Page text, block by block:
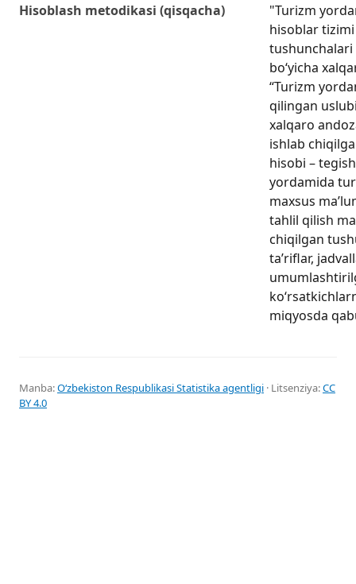
Hisoblash metodikasi (qisqacha)
"Turizm
hisoblar tizimi
tushunchalari
bo‘yicha
“Turizm
qilingan
xalqaro
ishlab
hisobi –
yordamida
maxsus
tahlil qilish
chiqilgan
ta’riflar,
miqyosda
Manba:Oʻzbekiston Respublikasi Statistika agentligi · Litsenziya:CC
BY 4.0